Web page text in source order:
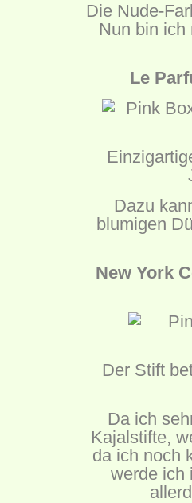
Die Nude-
Nun bin ich
Le
Dazu
blumigen
New York
Der Stift
Da ich
Kajalstifte,
da ich noch
werde ich